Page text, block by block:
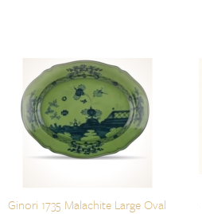
Ginori 1735 Malachite Large Oval